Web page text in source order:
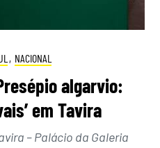
, NACIONAL
algarvio:
em Tavira
– Palácio da Galeria